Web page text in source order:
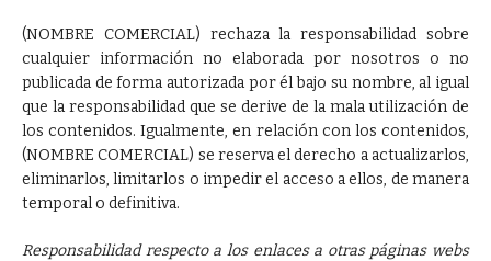
(NOMBRE COMERCIAL) rechaza la responsabilidad sobre
cualquier información no elaborada por nosotros o no
publicada de forma autorizada por él bajo su nombre, al igual
que la responsabilidad que se derive de la mala utilización de
los contenidos. Igualmente, en relación con los contenidos,
(NOMBRE COMERCIAL) se reserva el derecho a actualizarlos,
eliminarlos, limitarlos o impedir el acceso a ellos, de manera
temporal o definitiva.
Responsabilidad respecto a los enlaces a otras páginas webs